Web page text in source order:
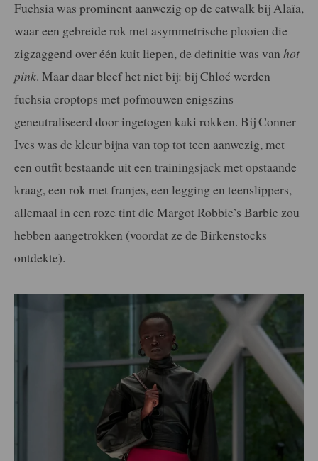
Fuchsia was prominent aanwezig op de catwalk bij Alaïa,
waar een gebreide rok met asymmetrische plooien die
zigzaggend over één kuit liepen, de definitie was van hot
pink. Maar daar bleef het niet bij: bij Chloé werden
fuchsia croptops met pofmouwen enigszins
geneutraliseerd door ingetogen kaki rokken. Bij Conner
Ives was de kleur bijna van top tot teen aanwezig, met
een outfit bestaande uit een trainingsjack met opstaande
kraag, een rok met franjes, een legging en teenslippers,
allemaal in een roze tint die Margot Robbie’s Barbie zou
hebben aangetrokken (voordat ze de Birkenstocks
ontdekte).